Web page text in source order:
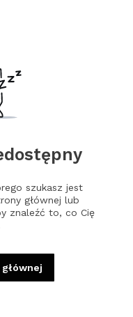
szukasz jest
głównej lub
znaleźć to, co Cię